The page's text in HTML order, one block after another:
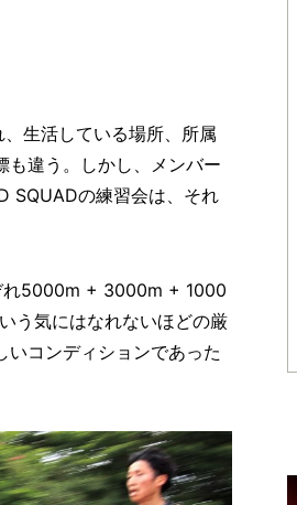
生活している場所、所属
も違う。しかし、メンバー
SQUADの練習会は、それ
れ5000m + 3000m + 1000
う気にはなれないほどの厳
いコンディションであった